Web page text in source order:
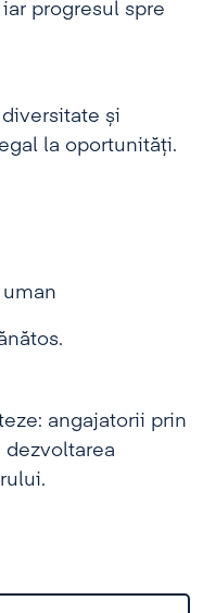
progresul spre
și
la oportunități.
angajatorii prin